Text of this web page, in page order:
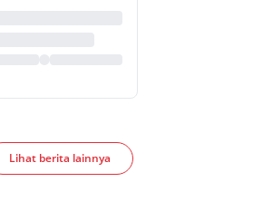
Lihat berita lainnya